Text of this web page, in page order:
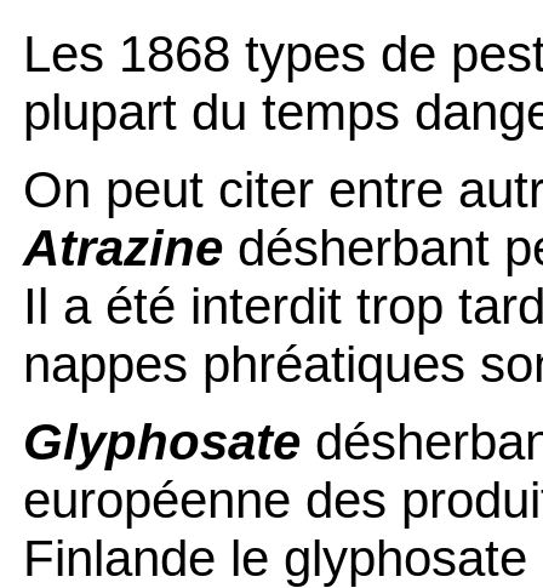
Les 1868 types de
plupart du temps
On peut citer entre
Atrazine désherbant
Il a été interdit trop
nappes phréatiques
Glyphosate
européenne des
Finlande le glyphosate